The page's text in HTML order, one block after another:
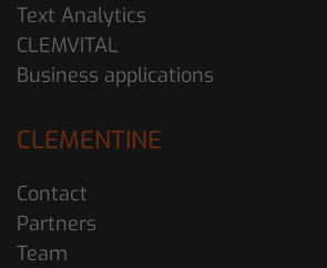
Text Analytics
CLEMVITAL
Business applications
CLEMENTINE
Contact
Partners
Team